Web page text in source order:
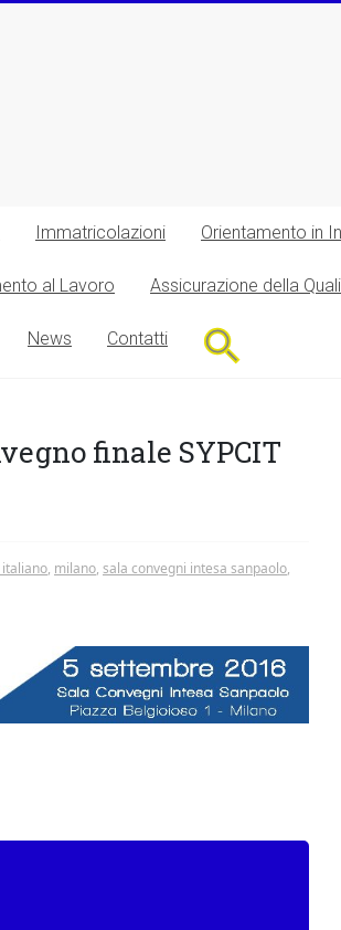
Immatricolazioni Orientamento in
al Lavoro Assicurazione della
News Contatti
finale SYPCIT
, milano, sala convegni intesa sanpaolo,